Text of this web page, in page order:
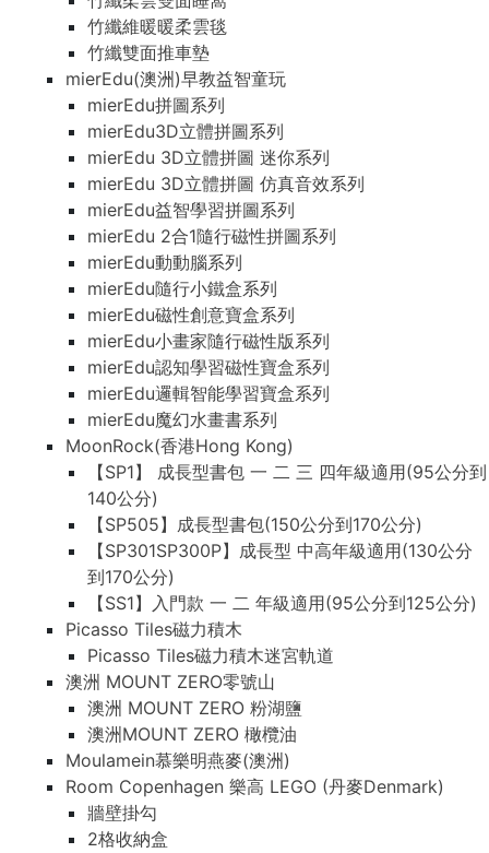
竹纖維暖暖柔雲毯
竹纖雙面推車墊
mierEdu(澳洲)早教益智童玩
mierEdu拼圖系列
mierEdu3D立體拼圖系列
mierEdu 3D立體拼圖 迷你系列
mierEdu 3D立體拼圖 仿真音效系列
mierEdu益智學習拼圖系列
mierEdu 2合1隨行磁性拼圖系列
mierEdu動動腦系列
mierEdu隨行小鐵盒系列
mierEdu磁性創意寶盒系列
mierEdu小畫家隨行磁性版系列
mierEdu認知學習磁性寶盒系列
mierEdu邏輯智能學習寶盒系列
mierEdu魔幻水畫書系列
MoonRock(香港Hong Kong)
【SP1】 成長型書包 一 二 三 四年級適用(95公分到
140公分)
【SP505】成長型書包(150公分到170公分)
【SP301SP300P】成長型 中高年級適用(130公分
到170公分)
【SS1】入門款 一 二 年級適用(95公分到125公分)
Picasso Tiles磁力積木
Picasso Tiles磁力積木迷宮軌道
澳洲 MOUNT ZERO零號山
澳洲 MOUNT ZERO 粉湖鹽
澳洲MOUNT ZERO 橄欖油
Moulamein慕樂明燕麥(澳洲)
Room Copenhagen 樂高 LEGO (丹麥Denmark)
牆壁掛勾
2格收納盒